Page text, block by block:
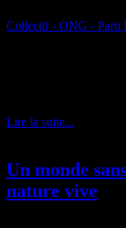
Collectif - ONG - Parti
Lire la suite...
Un monde
nature vive